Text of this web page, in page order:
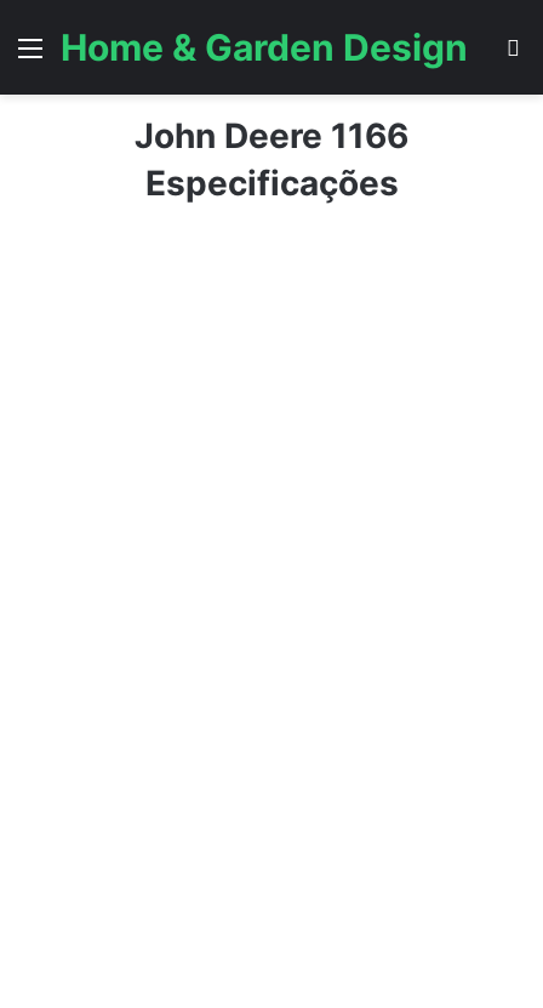
Menu
Home & Garden Design
John Deere 1166
Especificações